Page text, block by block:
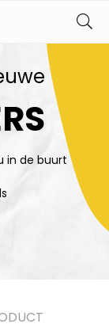
in de buurt